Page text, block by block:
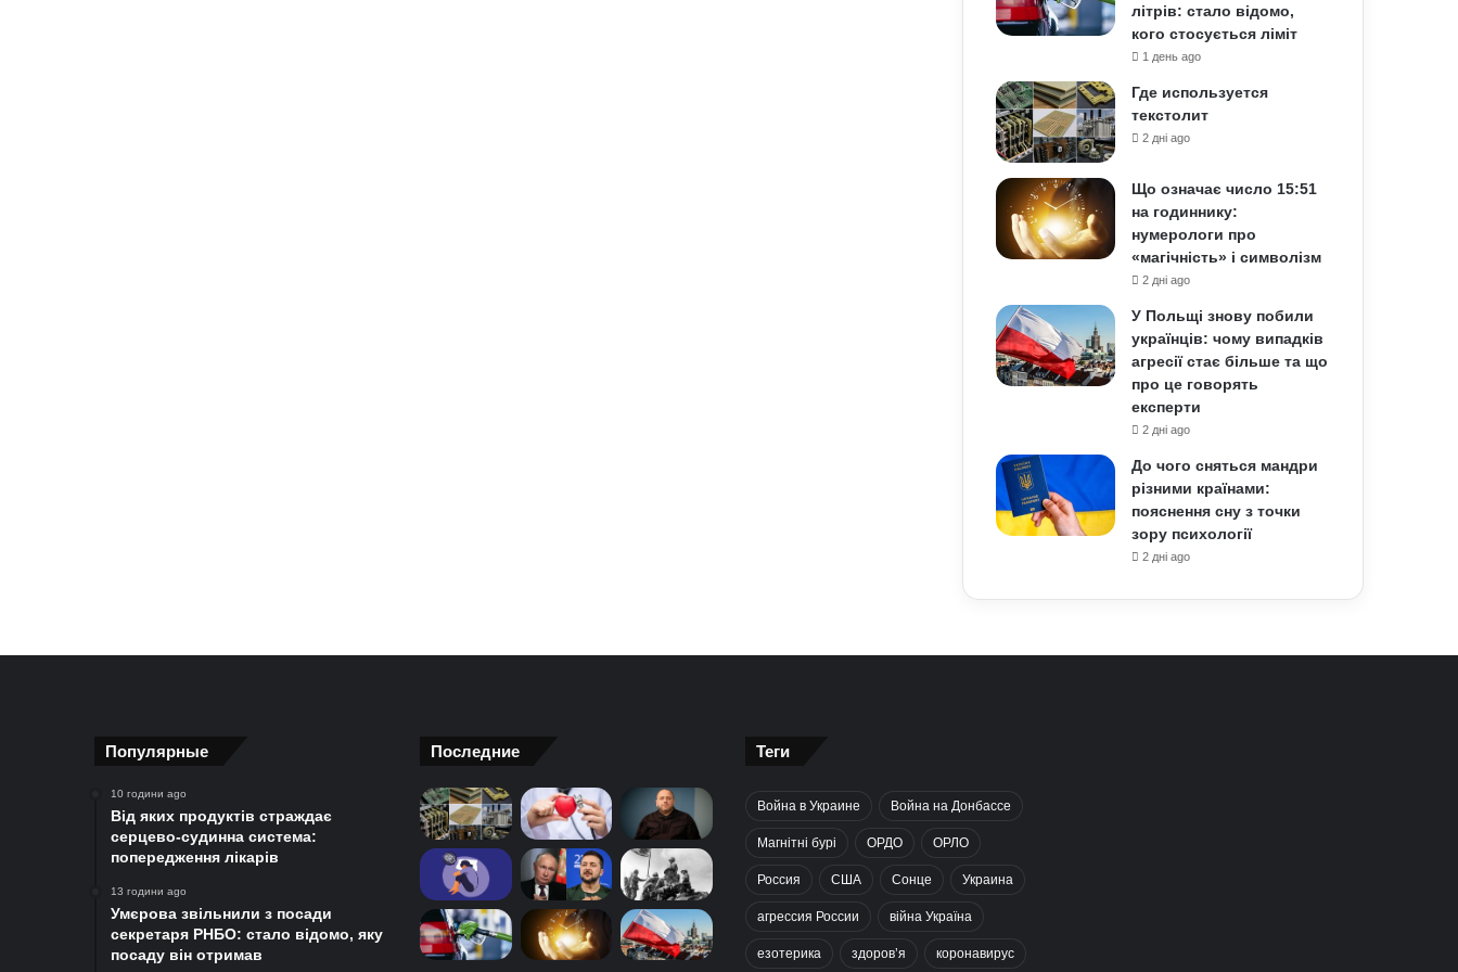
літрів: стало відомо,
кого стосується ліміт
1 день ago
Где используется
текстолит
2 дні ago
Що означає число 15:51
на годиннику:
нумерологи про
«магічність» і символізм
2 дні ago
У Польщі знову побили
українців: чому випадків
агресії стає більше та що
про це говорять
експерти
2 дні ago
До чого сняться мандри
різними країнами:
пояснення сну з точки
зору психології
2 дні ago
Популярные
10 години ago
Від яких продуктів страждає
серцево-судинна система:
попередження лікарів
13 години ago
Умєрова звільнили з посади
секретаря РНБО: стало відомо, яку
посаду він отримав
Последние Теги
Война в Украине Война на Донбассе
Магнітні бурі ОРДО ОРЛО
Россия США Сонце Украина
агрессия России війна Україна
езотерика здоров’я коронавирус